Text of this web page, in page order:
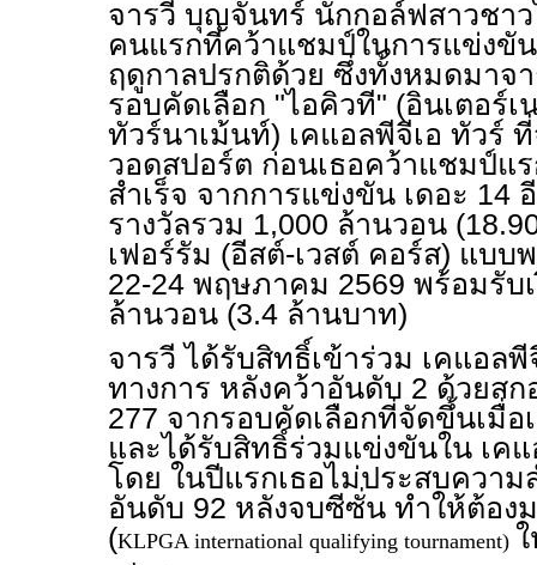
จารวี บุญจันทร์ นักกอล์ฟสาวชา
คนแรกที่คว้าแชมป์ในการแข่งขั
ฤดูกาลปรกติด้วย ซึ่งทั้งหมดมาจ
รอบคัดเลือก "ไอคิวที" (อินเตอร์
ทัวร์นาเม้นท์) เคแอลพีจีเอ ทัวร์
วอดสปอร์ต ก่อนเธอคว้าแชมป์แ
สำเร็จ จากการแข่งขัน เดอะ 14
รางวัลรวม 1,000 ล้านวอน
เฟอร์รัม (อีสต์-เวสต์ คอร์ส) แบบ
22-24 พฤษภาคม 2569 พร้อมรับ
ล้านวอน (3.4 ล้านบาท)
จารวี ได้รับสิทธิ์เข้าร่วม เคแอลพี
ทางการ หลังคว้าอันดับ 2 ด้วยสก
277 จากรอบคัดเลือกที่จัดขึ้นเมื่
และได้รับสิทธิ์ร่วมแข่งขันใน เค
โดย ในปีแรกเธอไม่ประสบควา
อันดับ 92 หลังจบซีซั่น ทำให้ต้อง
(KLPGA international qualifying tournament)